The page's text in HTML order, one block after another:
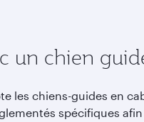
un chien
les chiens-guides en
spécifiques afin